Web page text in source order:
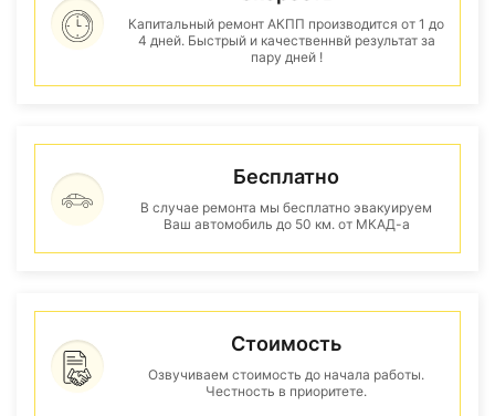
Капитальный ремонт АКПП производится от 1 до
4 дней. Быстрый и качественнвй результат за
пару дней !
Бесплатно
В случае ремонта мы бесплатно эвакуируем
Ваш автомобиль до 50 км. от МКАД-а
Стоимость
Озвучиваем стоимость до начала работы.
Честность в приоритете.